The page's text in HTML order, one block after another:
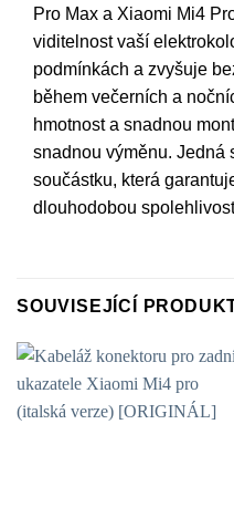
Pro Max a Xiaomi Mi4
viditelnost vaší
podmínkách a zvyšuje
během večerních a
hmotnost a snadnou
snadnou výměnu. Jedná
součástku, která
dlouhodobou
SOUVISEJÍCÍ